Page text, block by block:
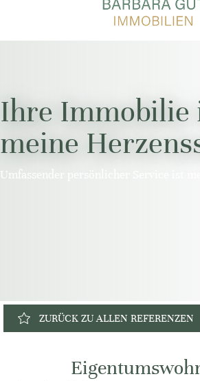
Ihre Immobilie
meine
Umfassender persönlicher Service ist
ZURÜCK ZU ALLEN REFERENZEN